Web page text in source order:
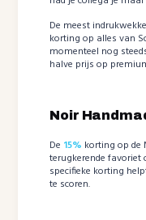
De meest
korting op alles van
momenteel nog
halve prijs op
Noir
De 15% korting op de
terugkerende favoriet
specifieke korting
te scoren.